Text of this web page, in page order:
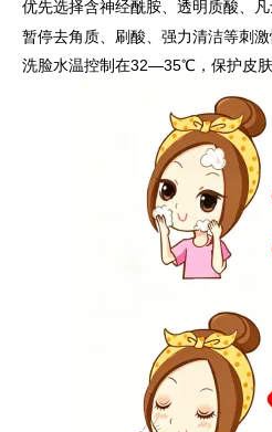
优先选择含神经酰胺、透明质酸、
暂停去角质、刷酸、强力清洁等刺
洗脸水温控制在32—35℃，保护皮